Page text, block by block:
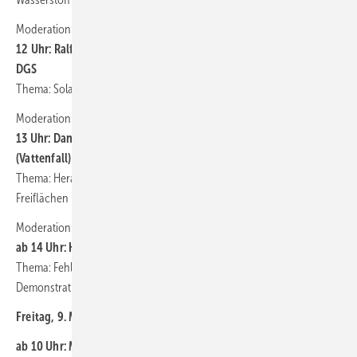
Moderation: Joachim Berner (Redaktion Gebäude-Energieberater):
12 Uhr: Ralf Haselhuhn, Vorsitzender des Fachausschusses PV der
DGS
Thema: Solarstromspeicher: Sicherheit und Effizienz realisieren
Moderation: Fabian Kauschke (Redaktion Erneuerbare Energien):
13 Uhr: Daniel Hirschberger (Fenecon/Feresto), Marco Harwardt
(Vattenfall)
Thema: Herausforderungen und Konzepte bei der Planung großer
Freiflächen
Moderation: Herbert Grab (Redaktion photovoltaik):
ab 14 Uhr: Klaus Terlinden/Oliver Lenckowski
Thema: Fehlersuche in Solaranlagen mit Lasertechnik – mit
Demonstration
Freitag, 9. Mai 2025:
ab 10 Uhr: Martin Peters (Firma Hypercon)